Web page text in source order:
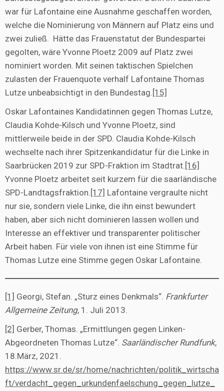
war für Lafontaine eine Ausnahme geschaffen worden,
welche die Nominierung von Männern auf Platz eins und
zwei zuließ. Hätte das Frauenstatut der Bundespartei
gegolten, wäre Yvonne Ploetz 2009 auf Platz zwei
nominiert worden. Mit seinen taktischen Spielchen
zulasten der Frauenquote verhalf Lafontaine Thomas
Lutze unbeabsichtigt in den Bundestag. [15]
Oskar Lafontaines Kandidatinnen gegen Thomas Lutze,
Claudia Kohde-Kilsch und Yvonne Ploetz, sind
mittlerweile beide in der SPD. Claudia Kohde-Kilsch
wechselte nach ihrer Spitzenkandidatur für die Linke in
Saarbrücken 2019 zur SPD-Fraktion im Stadtrat. [16]
Yvonne Ploetz arbeitet seit kurzem für die saarländische
SPD-Landtagsfraktion. [17] Lafontaine vergraulte nicht
nur sie, sondern viele Linke, die ihn einst bewundert
haben, aber sich nicht dominieren lassen wollen und
Interesse an effektiver und transparenter politischer
Arbeit haben. Für viele von ihnen ist eine Stimme für
Thomas Lutze eine Stimme gegen Oskar Lafontaine.
[1] Georgi, Stefan. „Sturz eines Denkmals“. Frankfurter
Allgemeine Zeitung, 1. Juli 2013.
[2] Gerber, Thomas. „Ermittlungen gegen Linken-
Abgeordneten Thomas Lutze“. Saarländischer Rundfunk,
18.März, 2021.
https://www.sr.de/sr/home/nachrichten/politik_wirtscha
ft/verdacht_gegen_urkundenfaelschung_gegen_lutze_